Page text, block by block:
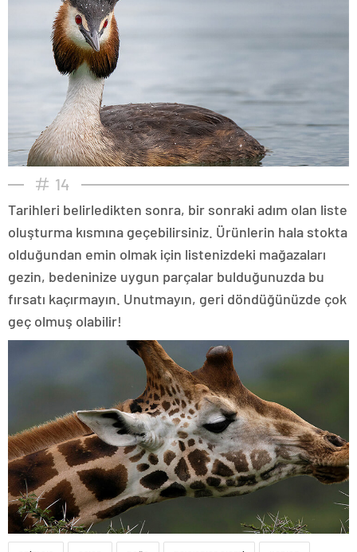
14
Tarihleri belirledikten sonra, bir sonraki adım olan liste
oluşturma kısmına geçebilirsiniz. Ürünlerin hala stokta
olduğundan emin olmak için listenizdeki mağazaları
gezin, bedeninize uygun parçalar bulduğunuzda bu
fırsatı kaçırmayın. Unutmayın, geri döndüğünüzde çok
geç olmuş olabilir!